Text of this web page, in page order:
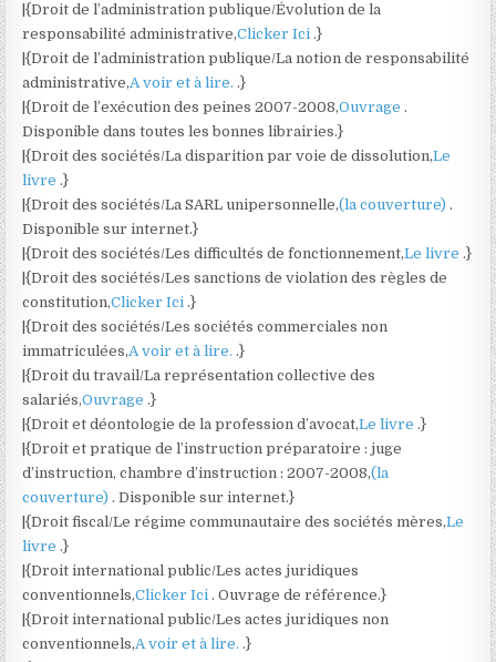
|{Droit de l’administration publique/Évolution de la
responsabilité administrative,Clicker Ici.}
|{Droit de l’administration publique/La notion de responsabilité
administrative,A voir et à lire..}
|{Droit de l’exécution des peines 2007-2008,Ouvrage.
Disponible dans toutes les bonnes librairies.}
|{Droit des sociétés/La disparition par voie de dissolution,Le
livre.}
|{Droit des sociétés/La SARL unipersonnelle,(la couverture).
Disponible sur internet.}
|{Droit des sociétés/Les difficultés de fonctionnement,Le livre.}
|{Droit des sociétés/Les sanctions de violation des règles de
constitution,Clicker Ici.}
|{Droit des sociétés/Les sociétés commerciales non
immatriculées,A voir et à lire..}
|{Droit du travail/La représentation collective des
salariés,Ouvrage.}
|{Droit et déontologie de la profession d’avocat,Le livre.}
|{Droit et pratique de l’instruction préparatoire : juge
d’instruction, chambre d’instruction : 2007-2008,(la
couverture). Disponible sur internet.}
|{Droit fiscal/Le régime communautaire des sociétés mères,Le
livre.}
|{Droit international public/Les actes juridiques
conventionnels,Clicker Ici. Ouvrage de référence.}
|{Droit international public/Les actes juridiques non
conventionnels,A voir et à lire..}